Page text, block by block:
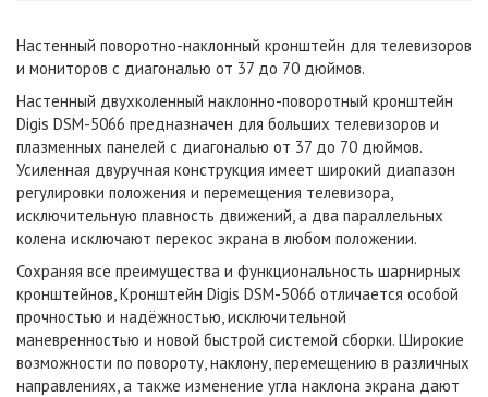
Настенный поворотно-наклонный кронштейн для телевизоров
и мониторов с диагональю от 37 до 70 дюймов.
Настенный двухколенный наклонно-поворотный кронштейн
Digis DSM-5066 предназначен для больших телевизоров и
плазменных панелей с диагональю от 37 до 70 дюймов.
Усиленная двуручная конструкция имеет широкий диапазон
регулировки положения и перемещения телевизора,
исключительную плавность движений, а два параллельных
колена исключают перекос экрана в любом положении.
Сохраняя все преимущества и функциональность шарнирных
кронштейнов, Кронштейн Digis DSM-5066 отличается особой
прочностью и надёжностью, исключительной
маневренностью и новой быстрой системой сборки. Широкие
возможности по повороту, наклону, перемещению в различных
направлениях, а также изменение угла наклона экрана дают